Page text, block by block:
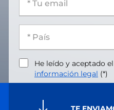
He leído y aceptado
información legal (*)